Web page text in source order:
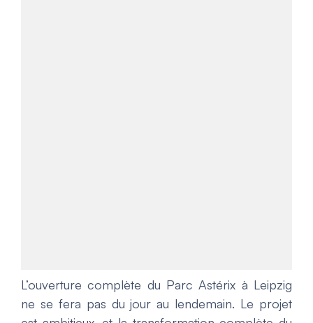
L’ouverture complète du Parc Astérix à Leipzig
ne se fera pas du jour au lendemain. Le projet